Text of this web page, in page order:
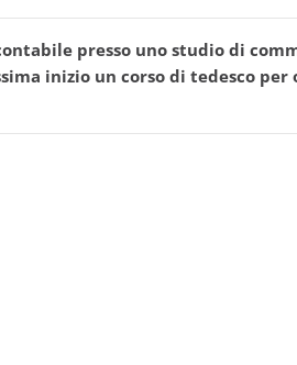
presso uno studio di
inizio un corso di tedesco